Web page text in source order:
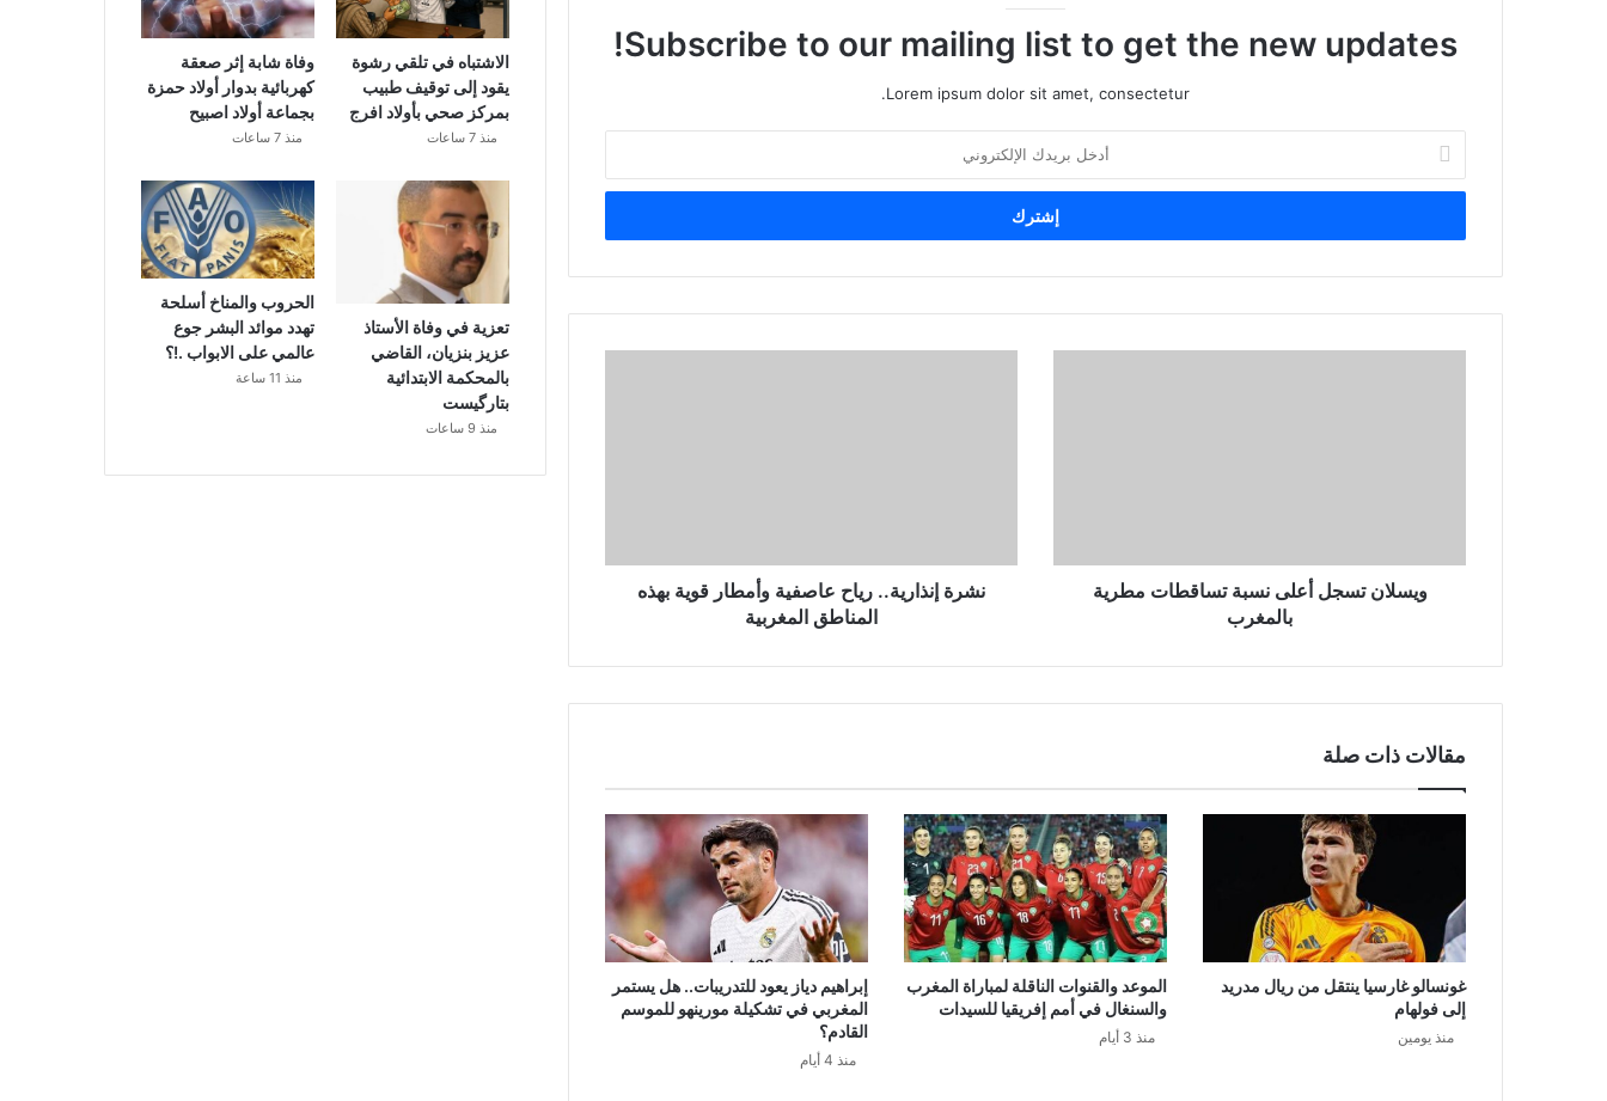
Subscribe to our mailing list to get the new updates!
Lorem ipsum dolor sit amet, consectetur.
خ
ب
د
ن
ويسلان تسجل أعلى نسبة تساقطات مطرية
بالمغرب
نشرة إنذارية.. رياح عاصفية وأمطار قوية بهذه
المناطق المغربية
مقالات ذات صلة
غونسالو غارسيا ينتقل من ريال مدريد
إلى فولهام
منذ يومين
الموعد والقنوات الناقلة لمباراة المغرب
والسنغال في أمم إفريقيا للسيدات
منذ 3 أيام
إبراهيم دياز يعود للتدريبات.. هل يستمر
المغربي في تشكيلة مورينهو للموسم
القادم؟
منذ 4 أيام
الاشتباه في تلقي رشوة
يقود إلى توقيف طبيب
بمركز صحي بأولاد افرج
منذ 7 ساعات
وفاة شابة إثر صعقة
كهربائية بدوار أولاد حمزة
بجماعة أولاد اصبيح
منذ 7 ساعات
تعزية في وفاة الأستاذ
عزيز بنزيان، القاضي
بالمحكمة الابتدائية
بتارگيست
منذ 9 ساعات
الحروب والمناخ أسلحة
تهدد موائد البشر جوع
عالمي على الابواب .!؟
منذ 11 ساعة